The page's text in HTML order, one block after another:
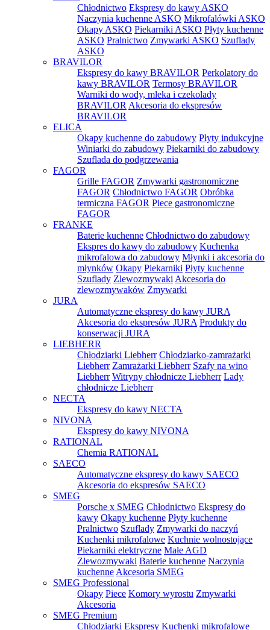
Chłodnictwo Ekspresy do kawy ASKO
Naczynia kuchenne ASKO Mikrofalówki ASKO
Okapy ASKO Piekarniki ASKO Płyty kuchenne
ASKO Pralnictwo Zmywarki ASKO Szuflady
ASKO
BRAVILOR
Ekspresy do kawy BRAVILOR Perkolatory do
kawy BRAVILOR Termosy BRAVILOR
Warniki do wody, mleka i czekolady
BRAVILOR Akcesoria do ekspresów
BRAVILOR
ELICA
Okapy kuchenne do zabudowy Płyty indukcyjne
Winiarki do zabudowy Piekarniki do zabudowy
Szuflada do podgrzewania
FAGOR
Grille FAGOR Zmywarki gastronomiczne
FAGOR Chłodnictwo FAGOR Obróbka
termiczna FAGOR Piece gastronomiczne
FAGOR
FRANKE
Baterie kuchenne Chłodnictwo do zabudowy
Ekspres do kawy do zabudowy Kuchenka
mikrofalowa do zabudowy Młynki i akcesoria do
młynków Okapy Piekarniki Płyty kuchenne
Szuflady Zlewozmywaki Akcesoria do
zlewozmywaków Zmywarki
JURA
Automatyczne ekspresy do kawy JURA
Akcesoria do ekspresów JURA Produkty do
konserwacji JURA
LIEBHERR
Chłodziarki Liebherr Chłodziarko-zamrażarki
Liebherr Zamrażarki Liebherr Szafy na wino
Liebherr Witryny chłodnicze Liebherr Lady
chłodnicze Liebherr
NECTA
Ekspresy do kawy NECTA
NIVONA
Ekspresy do kawy NIVONA
RATIONAL
Chemia RATIONAL
SAECO
Automatyczne ekspresy do kawy SAECO
Akcesoria do ekspresów SAECO
SMEG
Porsche x SMEG Chłodnictwo Ekspresy do
kawy Okapy kuchenne Płyty kuchenne
Pralnictwo Szuflady Zmywarki do naczyń
Kuchenki mikrofalowe Kuchnie wolnostojące
Piekarniki elektryczne Małe AGD
Zlewozmywaki Baterie kuchenne Naczynia
kuchenne Akcesoria SMEG
SMEG Professional
Okapy Piece Komory wyrostu Zmywarki
Akcesoria
SMEG Premium
Chłodziarki Ekspresy Kuchenki mikrofalowe